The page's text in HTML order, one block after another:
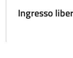
Ingresso